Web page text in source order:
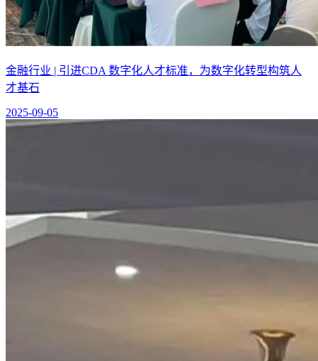
金融行业 | 引进CDA 数字化人才标准，为数字化转型构筑人
才基石
2025-09-05